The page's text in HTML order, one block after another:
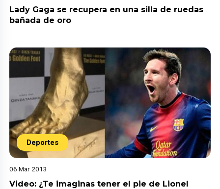
Lady Gaga se recupera en una silla de ruedas
bañada de oro
Deportes
06 Mar 2013
Video: ¿Te imaginas tener el pie de Lionel